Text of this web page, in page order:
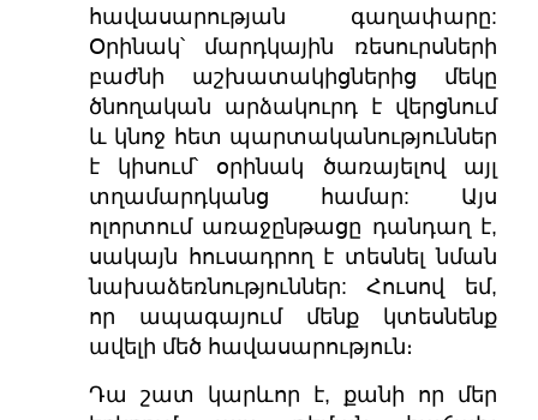
հավասարության գաղափարը:
Օրինակ՝ մարդկային ռեսուրսների
բաժնի աշխատակիցներից մեկը
ծնողական արձակուրդ է վերցնում
և կնոջ հետ պարտականություններ
է կիսում՝ օրինակ ծառայելով այլ
տղամարդկանց համար: Այս
ոլորտում առաջընթացը դանդաղ է,
սակայն հուսադրող է տեսնել նման
նախաձեռնություններ: Հուսով եմ,
որ ապագայում մենք կտեսնենք
ավելի մեծ հավասարություն։
Դա շատ կարևոր է, քանի որ մեր